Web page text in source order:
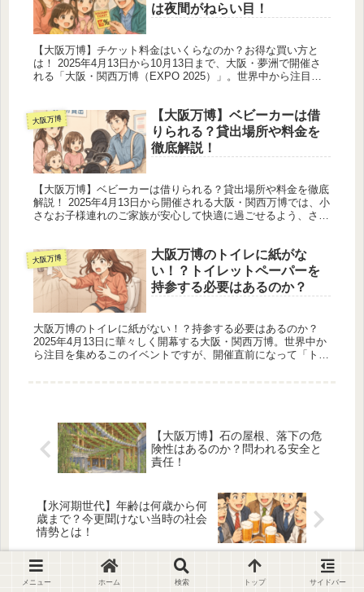
は夜間がねらい目！
【大阪万博】チケット料金はいくらなのか？お得な買い方と
は！ 2025年4月13日から10月13日まで、大阪・夢洲で開催さ
れる「大阪・関西万博（EXPO 2025）」。世界中から注目を
大阪万博
【大阪万博】ベビーカーは借
りられる？貸出場所や料金を
徹底解説！
【大阪万博】ベビーカーは借りられる？貸出場所や料金を徹底
解説！ 2025年4月13日から開催される大阪・関西万博では、小
さなお子様連れのご家族が安心して快適に過ごせるよう、さま
大阪万博
大阪万博のトイレに紙がな
い！？トイレットペーパーを
持参する必要はあるのか？
大阪万博のトイレに紙がない！？持参する必要はあるのか？
2025年4月13日に華々しく開幕する大阪・関西万博。世界中か
ら注目を集めるこのイベントですが、開催直前になって「トイ
【大阪万博】石の屋根、落下の危
険性はあるのか？問われる安全と
責任！
【氷河期世代】年齢は何歳から何
歳まで？今更聞けない当時の社会
情勢とは！
メニュー ホーム 検索 トップ サイドバー